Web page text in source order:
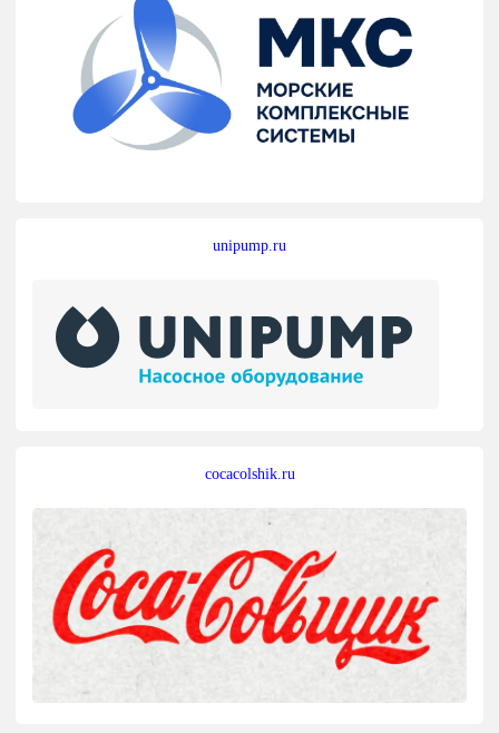
unipump.ru
cocacolshik.ru